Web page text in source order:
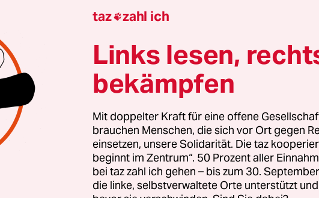
Einmal ganz davon abgesehen, dass sie heute
nicht mehr durchgehen, wird doch eine
darin systematisch diskriminiert. Witze von
konnten sich besser durchsetzen. Denn unter
deutschen Komikern finden sich einige von der
Otto Waalkes war das vor allem Karl Dall.
wie sein Kollege Waalkes in Emden geboren, machte Karl
mit der 1967 von ihm mitgegründeten
Insterburg & Co. einen Namen. Dall war inzwischen
nach Westberlin gezogen und entrümpelte von dort
taz zahl ich
Links lesen,
bekämpfen
Mit doppelter Kraft für eine offene
brauchen Menschen, die sich vor Ort gegen
einsetzen, unsere Solidarität. Die taz
beginnt im Zentrum“. 50 Prozent aller
bei taz zahl ich gehen – bis zum 30.
die linke, selbstverwaltete Orte unterstützt